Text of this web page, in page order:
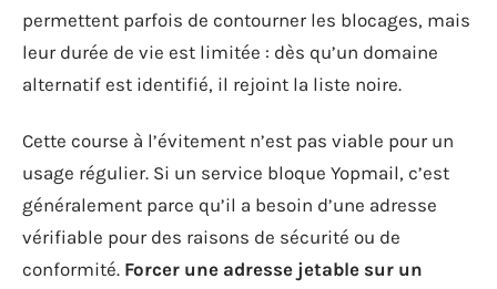
permettent parfois de contourner les blocages, mais
leur durée de vie est limitée : dès qu’un domaine
alternatif est identifié, il rejoint la liste noire.
Cette course à l’évitement n’est pas viable pour un
usage régulier. Si un service bloque Yopmail, c’est
généralement parce qu’il a besoin d’une adresse
vérifiable pour des raisons de sécurité ou de
conformité. Forcer une adresse jetable sur un